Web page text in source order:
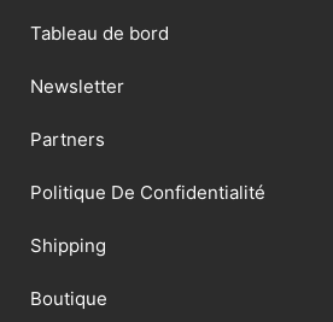
Tableau de bord
Newsletter
Partners
Politique De Confidentialité
Shipping
Boutique